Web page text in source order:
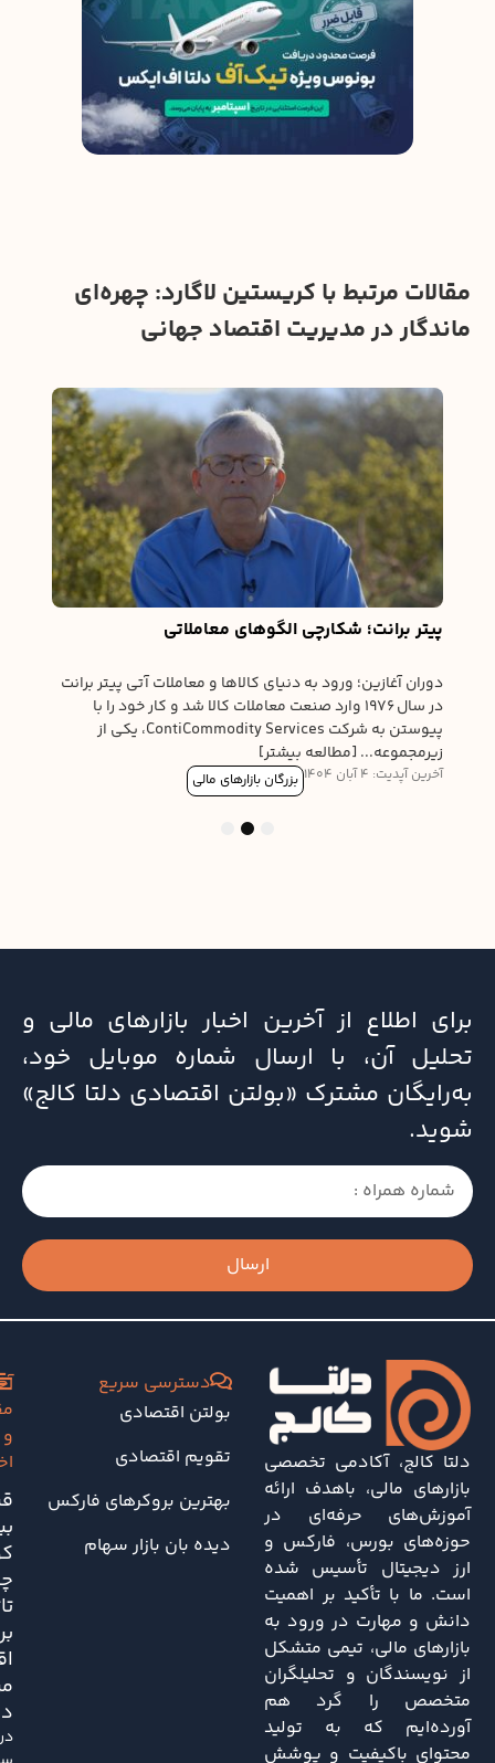
مقالات مرتبط با کریستین لاگارد: چهره‌ای
ماندگار در مدیریت اقتصاد جهانی
پیتر برانت؛ شکارچی الگوهای معاملاتی
دوران آغازین؛ ورود به دنیای کالاها و معاملات آتی پیتر برانت
در سال ۱۹۷۶ وارد صنعت معاملات کالا شد و کار خود را با
پیوستن به شرکت ContiCommodity Services، یکی از
زیرمجموعه... [مطالعه بیشتر]
بزرگان بازارهای مالی آخرین آپدیت: 4 آبان 1404
برای اطلاع از آخرین اخبار بازارهای مالی و
تحلیل آن، با ارسال شماره موبایل خود،
به‌رایگان مشترک «بولتن اقتصادی دلتا کالج»
شوید.
ارسال
دلتا کالج، آکادمی تخصصی
بازارهای مالی، باهدف ارائه
آموزش‌های حرفه‌ای در
حوزه‌های بورس، فارکس و
ارز دیجیتال تأسیس شده
است. ما با تأکید بر اهمیت
دانش و مهارت در ورود به
بازارهای مالی، تیمی متشکل
از نویسندگان و تحلیلگران
متخصص را گرد هم
آورده‌ایم که به تولید
محتوای باکیفیت و پوشش
دسترسی سریع
بولتن اقتصادی
تقویم اقتصادی
بهترین بروکرهای فارکس
دیده بان بازار سهام
و
بر
در